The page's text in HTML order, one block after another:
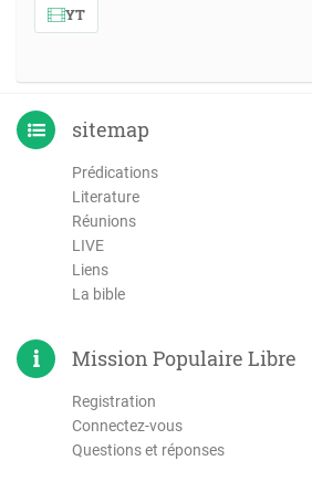
YT
sitemap
Prédications
Literature
Réunions
LIVE
Liens
La bible
Mission Populaire Libre
Registration
Connectez-vous
Questions et réponses